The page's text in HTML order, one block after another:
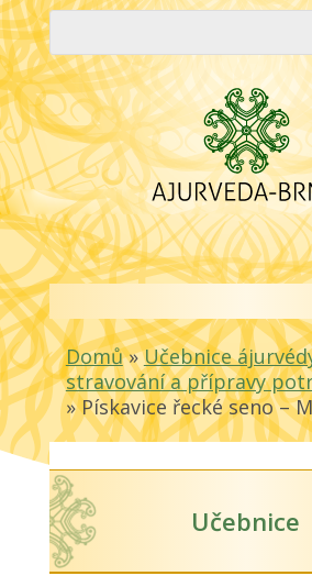
Domů»Učebnice
stravování a přípravy
»Pískavice řecké seno –
Učebnice